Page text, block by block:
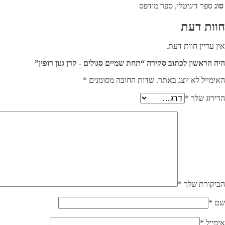
סוג ספר דיגיטלי, ספר מודפס
חוות דעת
אין עדיין חוות דעת.
היה הראשון לכתוב סקירה “תחת שמיים סגולים - קרן גנון רופין”
האימייל לא יוצג באתר. שדות החובה מסומנים *
הדירוג שלך *
הביקורת שלך *
שם *
אימייל *